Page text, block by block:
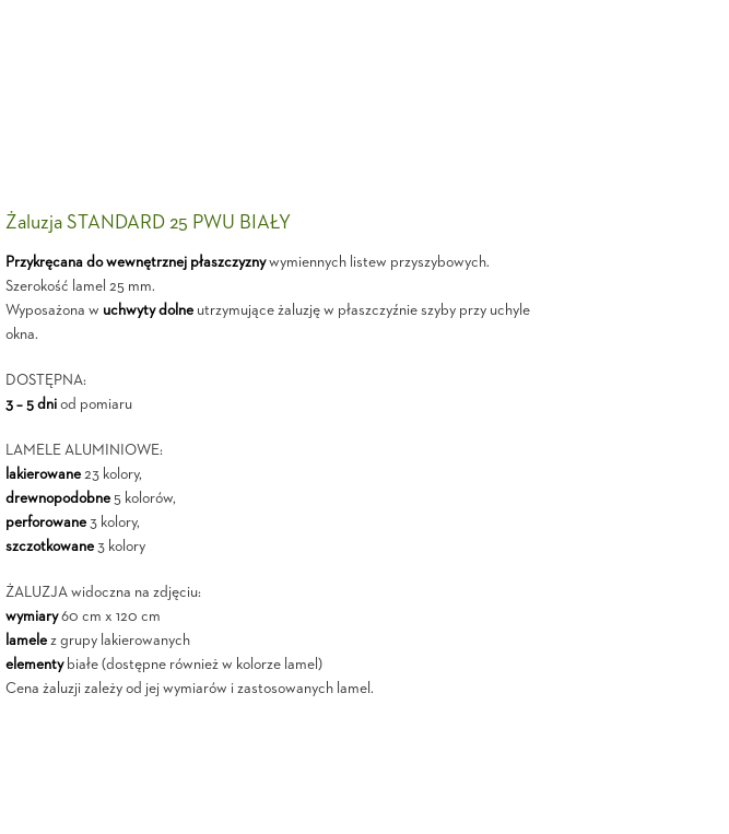
Żaluzja STANDARD 25 PWU BIAŁY
Przykręcana do wewnętrznej płaszczyznywymiennych listew przyszybowych.
Szerokość lamel 25 mm.
Wyposażona w uchwyty dolne utrzymujące żaluzję w płaszczyźnie szyby przy uchyle
okna.
DOSTĘPNA:
3 – 5 dni od pomiaru
LAMELE ALUMINIOWE:
lakierowane 23 kolory,
drewnopodobne 5 kolorów,
perforowane 3 kolory,
szczotkowane 3 kolory
ŻALUZJA widoczna na zdjęciu:
wymiary60 cm x 120 cm
lamele z grupy lakierowanych
elementybiałe (dostępne również w kolorze lamel)
Cena żaluzji zależy od jej wymiarów i zastosowanych lamel.